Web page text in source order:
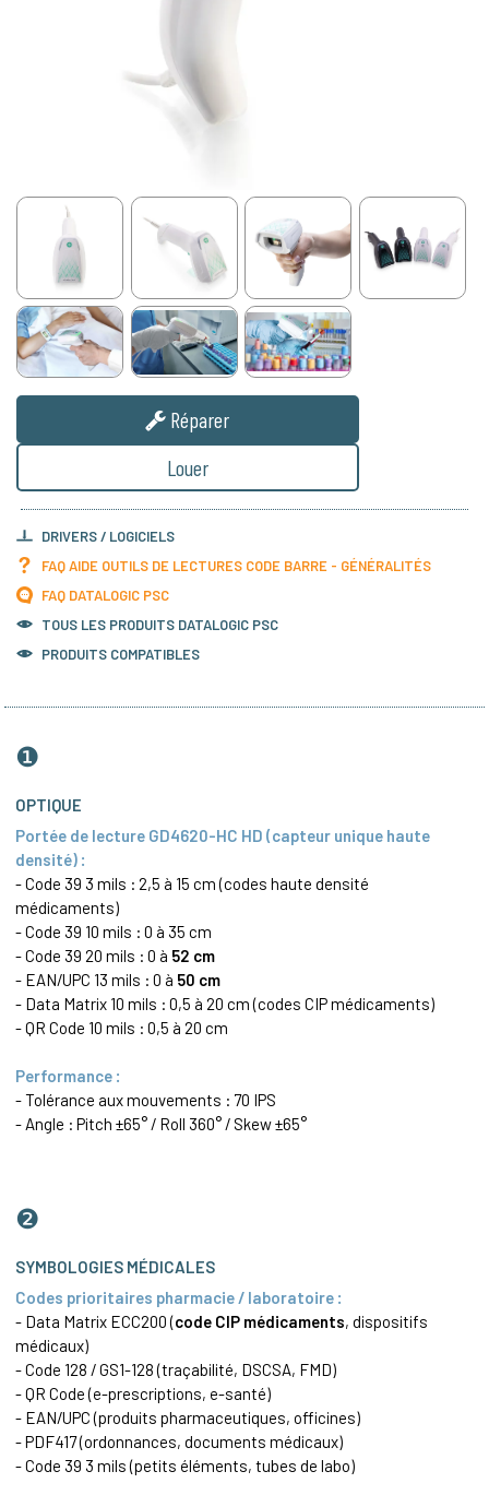
Réparer
Louer
DRIVERS / LOGICIELS
FAQ AIDE OUTILS DE LECTURES CODE BARRE - GÉNÉRALITÉS
FAQ DATALOGIC PSC
TOUS LES PRODUITS DATALOGIC PSC
PRODUITS COMPATIBLES
❶
OPTIQUE
Portée de lecture GD4620-HC HD (capteur unique haute
densité) :
-Code 39 3 mils : 2,5 à 15 cm (codes haute densité
médicaments)
- Code 39 10 mils : 0 à 35 cm
-Code 39 20 mils : 0 à 52 cm
- EAN/UPC 13 mils : 0 à 50 cm
- Data Matrix 10 mils : 0,5 à 20 cm (codes CIPmédicaments)
- QR Code 10 mils : 0,5 à 20 cm
Performance :
- Tolérance aux mouvements : 70 IPS
- Angle : Pitch ±65° / Roll 360° / Skew ±65°
❷
SYMBOLOGIES MÉDICALES
Codes prioritaires pharmacie / laboratoire :
- Data Matrix ECC200 (code CIP médicaments, dispositifs
médicaux)
-Code 128 / GS1-128 (traçabilité, DSCSA, FMD)
- QR Code (e-prescriptions, e-santé)
- EAN/UPC(produits pharmaceutiques, officines)
-PDF417(ordonnances, documents médicaux)
-Code 39 3 mils (petits éléments, tubes de labo)